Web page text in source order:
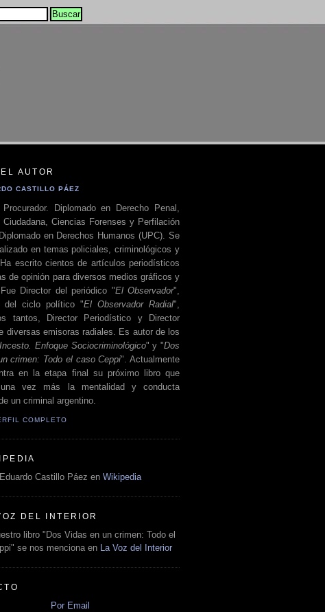
AUTOR
CASTILLO PÁEZ
Procurador. Diplomado en Derecho Penal,
Ciudadana, Ciencias Forenses y Perfilación
en Derechos Humanos (UPC). Se
en temas policiales, criminológicos y
escrito cientos de artículos periodísticos
de opinión para diversos medios gráficos y
Director del periódico "El Observador",
del ciclo político "El Observador Radial",
tantos, Director Periodístico y Director
diversas emisoras radiales. Es autor de los
Enfoque Sociocriminológico" y "Dos
crimen: Todo el caso Ceppi". Actualmente
en la etapa final su próximo libro que
una vez más la mentalidad y conducta
un criminal argentino.
COMPLETO
Eduardo Castillo Páez en Wikipedia
DEL INTERIOR
libro "Dos Vidas en un crimen: Todo el
se nos menciona en
La Voz del Interior
Por Email